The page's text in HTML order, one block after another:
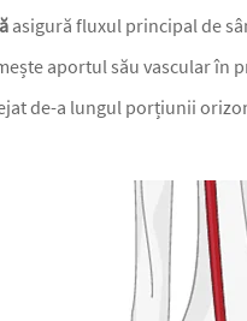
asigură fluxul principal de
aportul său vascular în
de-a lungul porțiunii